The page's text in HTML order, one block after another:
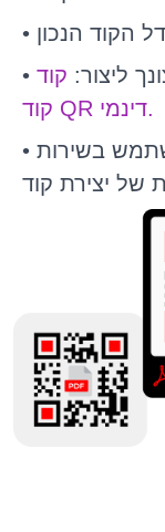
ליצור: קוד QR סטטי או
קוד QR דינמי.
• וכמובן, השתמש בשירות ME-QR כדי לחוות את